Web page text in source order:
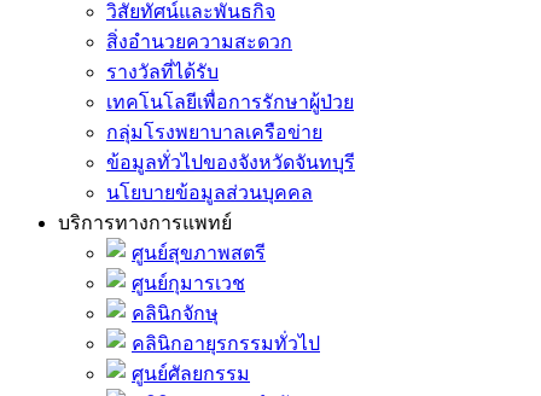
วิสัยทัศน์และพันธกิจ
สิ่งอำนวยความสะดวก
รางวัลที่ได้รับ
เทคโนโลยีเพื่อการรักษาผู้ป่วย
กลุ่มโรงพยาบาลเครือข่าย
ข้อมูลทั่วไปของจังหวัดจันทบุรี
นโยบายข้อมูลส่วนบุคคล
บริการทางการแพทย์
ศูนย์สุขภาพสตรี
ศูนย์กุมารเวช
คลินิกจักษุ
คลินิกอายุรกรรมทั่วไป
ศูนย์ศัลยกรรม